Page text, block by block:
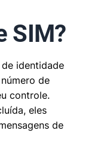
SIM?
identidade
de
controle.
eles
de